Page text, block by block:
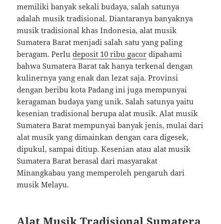
memiliki banyak sekali budaya, salah satunya
adalah musik tradisional. Diantaranya banyaknya
musik tradisional khas Indonesia, alat musik
Sumatera Barat menjadi salah satu yang paling
beragam. Perludeposit 10 ribu gacor dipahami
bahwa Sumatera Barat tak hanya terkenal dengan
kulinernya yang enak dan lezat saja. Provinsi
dengan beribu kota Padang ini juga mempunyai
keragaman budaya yang unik. Salah satunya yaitu
kesenian tradisional berupa alat musik. Alat musik
Sumatera Barat mempunyai banyak jenis, mulai dari
alat musik yang dimainkan dengan cara digesek,
dipukul, sampai ditiup. Kesenian atau alat musik
Sumatera Barat berasal dari masyarakat
Minangkabau yang memperoleh pengaruh dari
musik Melayu.
Alat Musik Tradisional Sumatera